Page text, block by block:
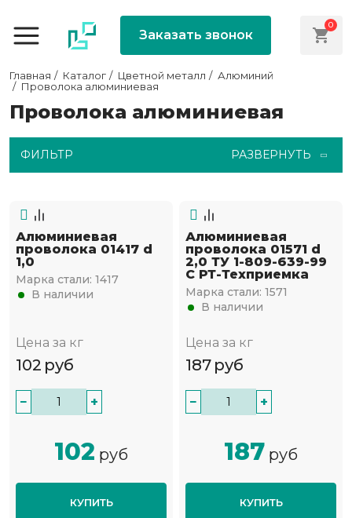
Заказать звонок
0
Главная Каталог Цветной металл
Алюминий
Проволока алюминиевая
Проволока алюминиевая
ФИЛЬТР РАЗВЕРНУТЬ
Алюминиевая
проволока 01417 d
1,0
Марка стали: 1417
В наличии
Цена за кг
102 руб
− +
102 руб
КУПИТЬ
Алюминиевая
проволока 01571 d
2,0 ТУ 1-809-639-99
С РТ-Техприемка
Марка стали: 1571
В наличии
Цена за кг
187 руб
− +
187 руб
КУПИТЬ